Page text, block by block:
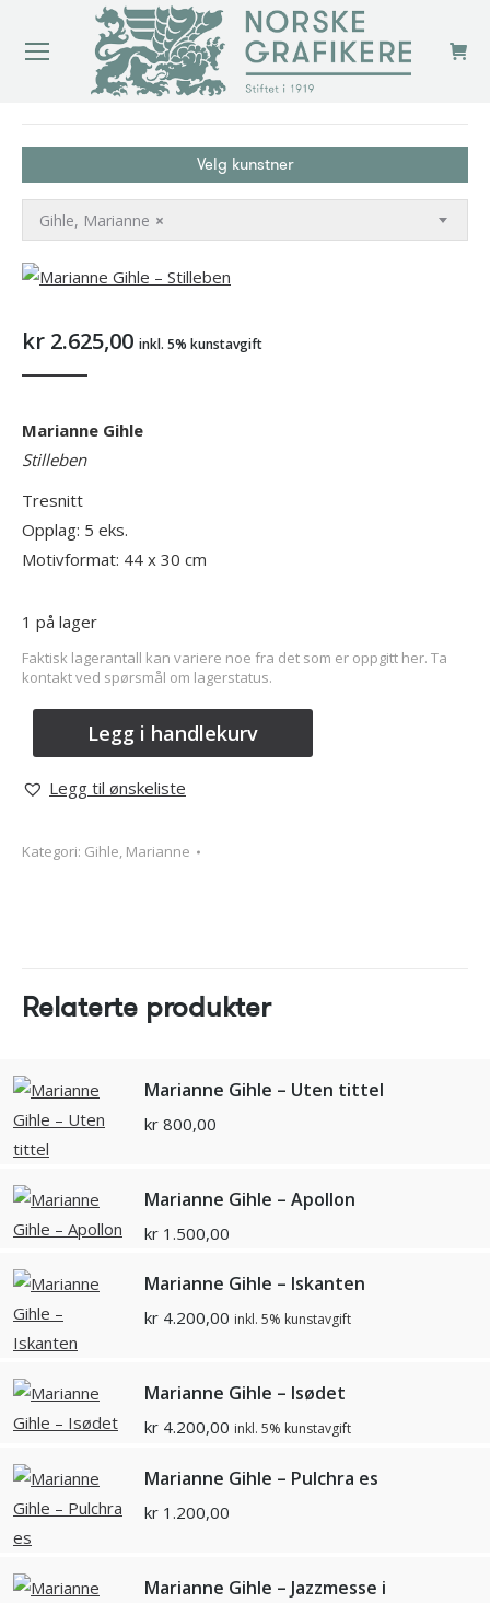
Velg kunstner
×
Gihle, Marianne
kr 2.625,00 inkl. 5% kunstavgift
Marianne Gihle
Stilleben
Tresnitt
Opplag: 5 eks.
Motivformat: 44 x 30 cm
1 på lager
Faktisk lagerantall kan variere noe fra det som er oppgitt her. Ta
kontakt ved spørsmål om lagerstatus.
Legg i handlekurv
Legg til ønskeliste
Kategori: Gihle, Marianne
Relaterte produkter
Marianne Gihle – Uten tittel
kr 800,00
Marianne Gihle – Apollon
kr 1.500,00
Marianne Gihle – Iskanten
kr 4.200,00 inkl. 5% kunstavgift
Marianne Gihle – Isødet
kr 4.200,00 inkl. 5% kunstavgift
Marianne Gihle – Pulchra es
kr 1.200,00
Marianne Gihle – Jazzmesse i